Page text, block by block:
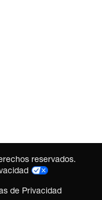
reservados.
de Privacidad